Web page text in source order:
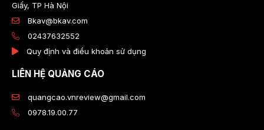
Giấy, TP Hà Nội
Bkav@bkav.com
02437632552
Quy định và điều khoản sử dụng
LIÊN HỆ QUẢNG CÁO
quangcao.vnreview@gmail.com
0978.19.00.77